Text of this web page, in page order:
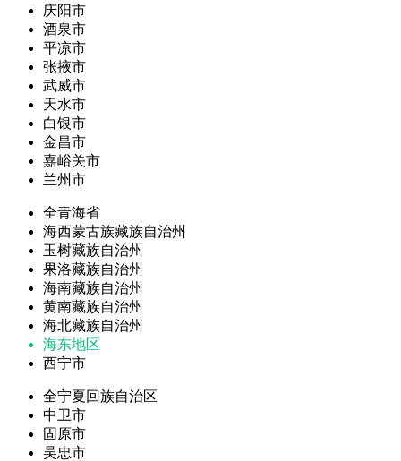
庆阳市
酒泉市
平凉市
张掖市
武威市
天水市
白银市
金昌市
嘉峪关市
兰州市
全青海省
海西蒙古族藏族自治州
玉树藏族自治州
果洛藏族自治州
海南藏族自治州
黄南藏族自治州
海北藏族自治州
海东地区
西宁市
全宁夏回族自治区
中卫市
固原市
吴忠市